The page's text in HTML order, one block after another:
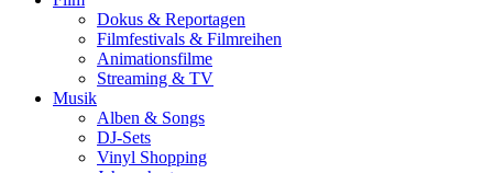
Dokus & Reportagen
Filmfestivals & Filmreihen
Animationsfilme
Streaming & TV
Musik
Alben & Songs
DJ-Sets
Vinyl Shopping